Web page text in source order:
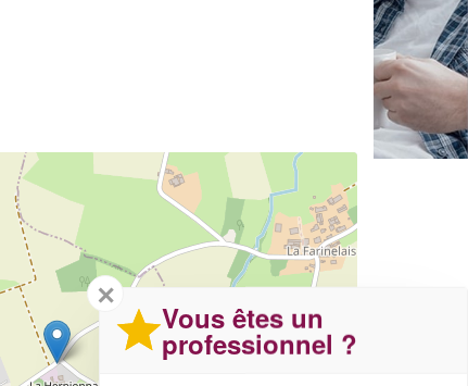
✕
Vous êtes un
professionnel ?